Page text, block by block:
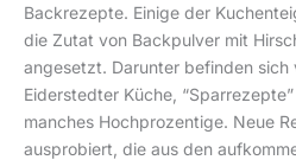
Backrezepte. Einige der
die Zutat von Backpulver mit
angesetzt. Darunter befinden sich
Eiderstedter Küche,
manches Hochprozentige. Neue
ausprobiert, die aus den